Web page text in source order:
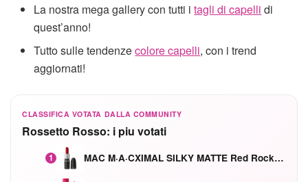
La nostra mega gallery con tutti itagli di capelli di
quest’anno!
Tutto sulle tendenzecolore capelli, con i trend
aggiornati!
CLASSIFICA VOTATA DALLA COMMUNITY
Rossetto Rosso: i piu votati
1 MAC M·A·CXIMAL SILKY MATTE Red Rock mat